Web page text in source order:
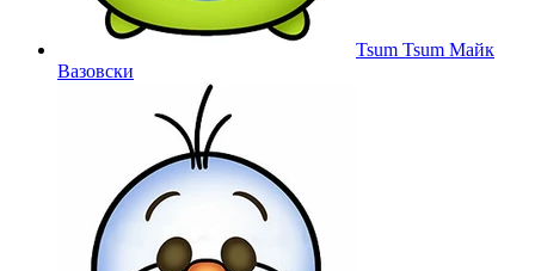
Tsum Tsum Майк
Вазовски